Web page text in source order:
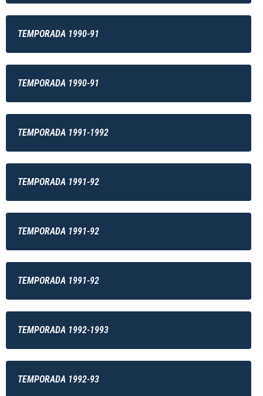
TEMPORADA 1990-91
TEMPORADA 1990-91
TEMPORADA 1991-1992
TEMPORADA 1991-92
TEMPORADA 1991-92
TEMPORADA 1991-92
TEMPORADA 1992-1993
TEMPORADA 1992-93